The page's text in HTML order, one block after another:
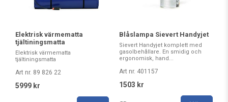
Elektrisk värmematta
tjältiningsmatta
Elektrisk värmematta
tjältiningsmatta
Art nr. 89 826 22
5999 kr
Blåslampa Sievert Handyjet
Sievert Handyjet komplett med
gasolbehållare. En smidig och
ergonomisk, hand...
Art nr. 401157
1503 kr